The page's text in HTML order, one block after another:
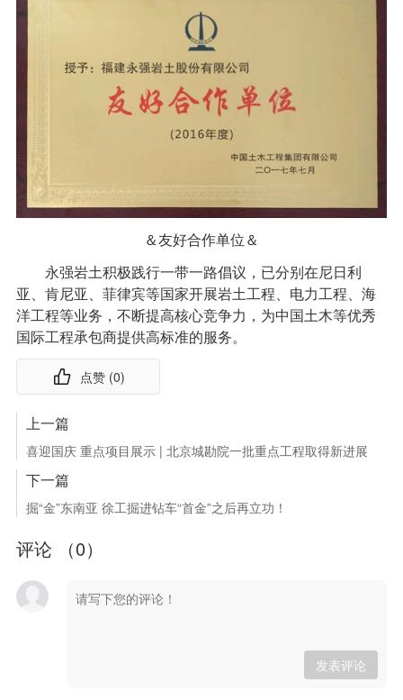
＆友好合作单位＆
永强岩土积极践行一带一路倡议，已分别在尼日利
亚、肯尼亚、菲律宾等国家开展岩土工程、电力工程、海
洋工程等业务，不断提高核心竞争力，为中国土木等优秀
国际工程承包商提供高标准的服务。
点赞 (0)
上一篇
喜迎国庆 重点项目展示 | 北京城勘院一批重点工程取得新进展
下一篇
掘“金”东南亚 徐工掘进钻车“首金”之后再立功！
评论 （0）
发表评论